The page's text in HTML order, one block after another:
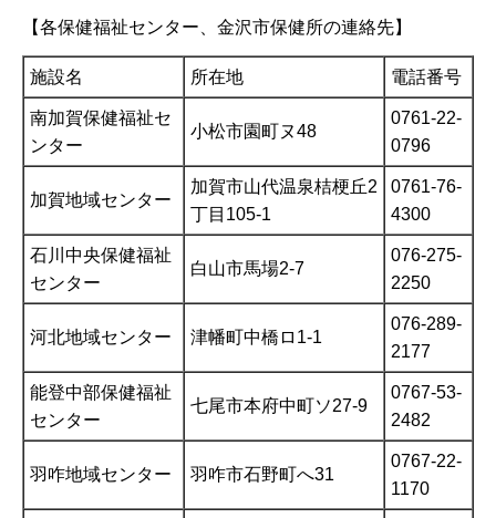
【各保健福祉センター、金沢市保健所の連絡先】
施設名 所在地 電話番号
南加賀保健福祉セ
ンター
小松市園町ヌ48
0761-22-
0796
加賀地域センター
加賀市山代温泉桔梗丘2
丁目105-1
0761-76-
4300
石川中央保健福祉
センター
白山市馬場2-7
076-275-
2250
河北地域センター 津幡町中橋ロ1-1
076-289-
2177
能登中部保健福祉
センター
七尾市本府中町ソ27-9
0767-53-
2482
羽咋地域センター 羽咋市石野町へ31
0767-22-
1170